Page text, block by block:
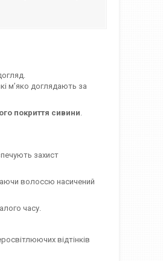
м’яко доглядають за
покриття сивини.
захист
волоссю насичений
часу.
відтінків